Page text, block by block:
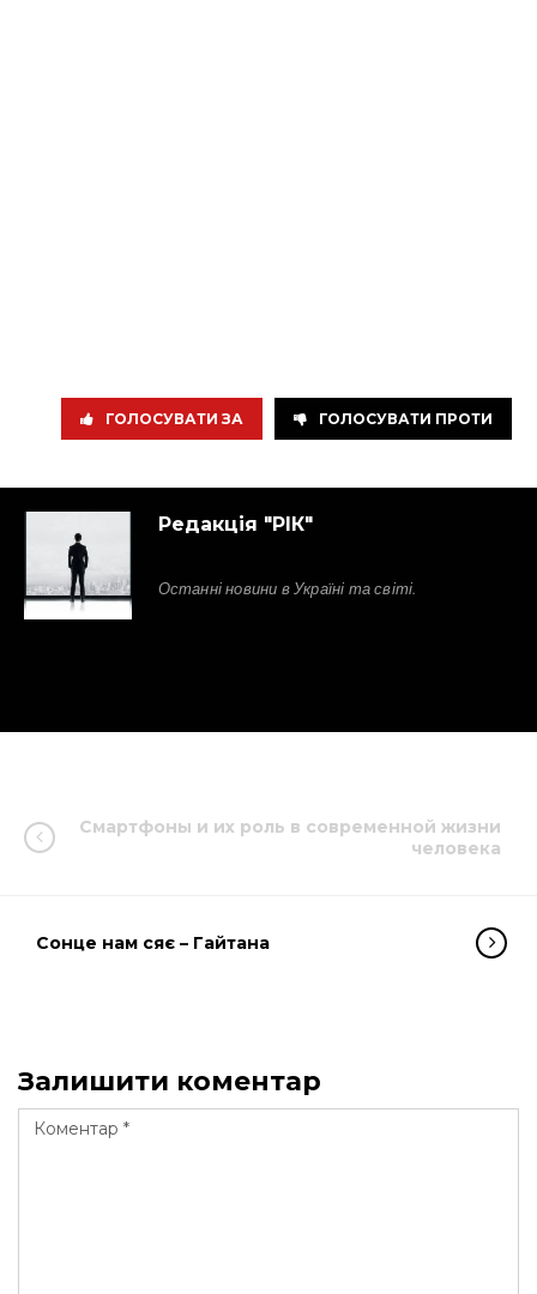
ГОЛОСУВАТИ ЗА ГОЛОСУВАТИ ПРОТИ
Редакція "РІК"
Останні новини в Україні та світі.
Смартфоны и их роль в современной жизни
человека
Сонце нам сяє – Гайтана
Залишити коментар